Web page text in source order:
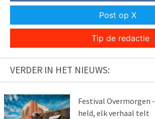
Post op X
Tip de redactie
VERDER IN HET NIEUWS:
Festival Overmorgen
held, elk verhaal telt